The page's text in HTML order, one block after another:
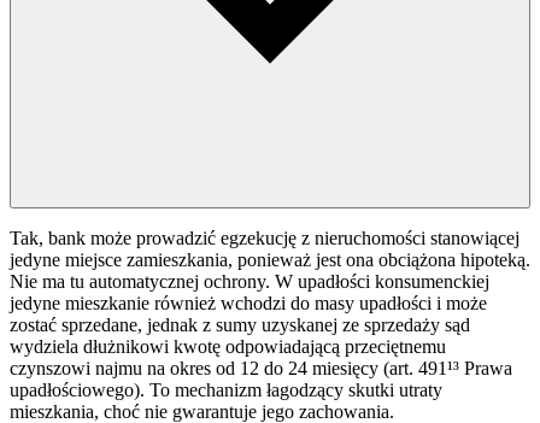
Tak, bank może prowadzić egzekucję z nieruchomości stanowiącej
jedyne miejsce zamieszkania, ponieważ jest ona obciążona hipoteką.
Nie ma tu automatycznej ochrony. W upadłości konsumenckiej
jedyne mieszkanie również wchodzi do masy upadłości i może
zostać sprzedane, jednak z sumy uzyskanej ze sprzedaży sąd
wydziela dłużnikowi kwotę odpowiadającą przeciętnemu
czynszowi najmu na okres od 12 do 24 miesięcy (art. 491¹³ Prawa
upadłościowego). To mechanizm łagodzący skutki utraty
mieszkania, choć nie gwarantuje jego zachowania.